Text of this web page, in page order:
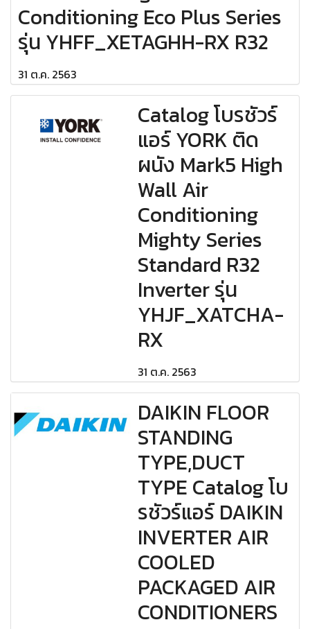
Conditioning Eco Plus Series
รุ่น YHFF_XETAGHH-RX R32
31 ต.ค. 2563
Catalog โบรชัวร์
แอร์ YORK ติด
ผนัง Mark5 High
Wall Air
Conditioning
Mighty Series
Standard R32
Inverter รุ่น
YHJF_XATCHA-
RX
31 ต.ค. 2563
DAIKIN FLOOR
STANDING
TYPE,DUCT
TYPE Catalog โบ
รชัวร์แอร์ DAIKIN
INVERTER AIR
COOLED
PACKAGED AIR
CONDITIONERS